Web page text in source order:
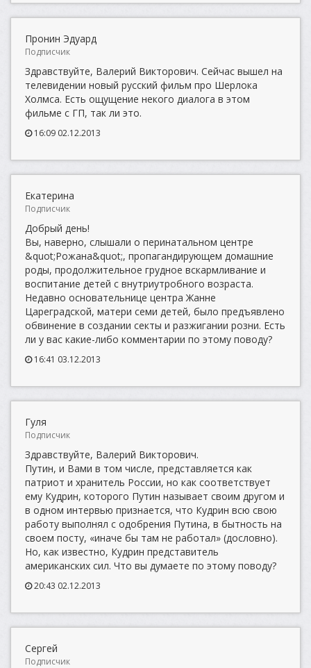
Пронин Эдуард
Подписчик
Здравствуйте, Валерий Викторович. Сейчас вышел на
телевидении новый русский фильм про Шерлока
Холмса. Есть ощущение некого диалога в этом
фильме с ГП, так ли это.
16:09 02.12.2013
Екатерина
Подписчик
Добрый день!
Вы, наверно, слышали о перинатальном центре
&quot;Рожана&quot;, пропагандирующем домашние
роды, продолжительное грудное вскармливание и
воспитание детей с внутриутробного возраста.
Недавно основательнице центра Жанне
Цареградской, матери семи детей, было предъявлено
обвинение в создании секты и разжигании розни. Есть
ли у вас какие-либо комментарии по этому поводу?
16:41 03.12.2013
Гуля
Подписчик
Здравствуйте, Валерий Викторович.
Путин, и Вами в том числе, представляется как
патриот и хранитель России, но как соответствует
ему Кудрин, которого Путин называет своим другом и
в одном интервью признается, что Кудрин всю свою
работу выполнял с одобрения Путина, в бытность на
своем посту, «иначе бы там не работал» (дословно).
Но, как известно, Кудрин представитель
американских сил. Что вы думаете по этому поводу?
20:43 02.12.2013
Сергей
Подписчик